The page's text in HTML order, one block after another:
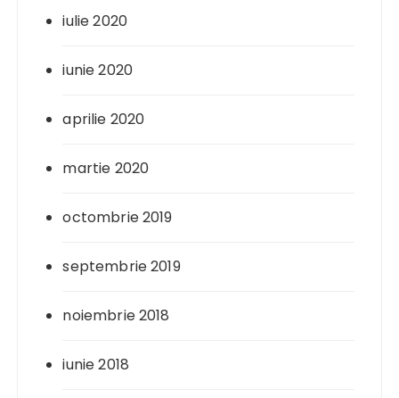
iulie 2020
iunie 2020
aprilie 2020
martie 2020
octombrie 2019
septembrie 2019
noiembrie 2018
iunie 2018